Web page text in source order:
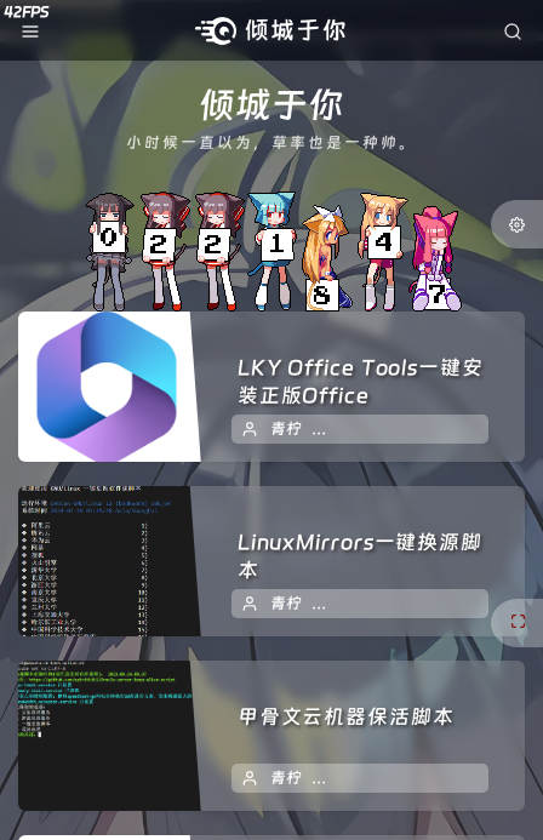
倾城于你
小时候一直以为，草率也是一种帅。
LKY Office Tools一键安
装正版Office
青柠
LinuxMirrors一键换源脚
本
青柠
甲骨文云机器保活脚本
青柠